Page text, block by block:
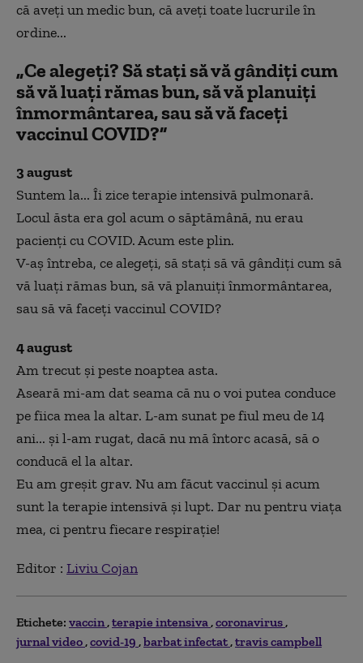
că aveți un medic bun, că aveți toate lucrurile în
ordine...
„Ce alegeți? Să stați să vă gândiți cum
să vă luați rămas bun, să vă planuiți
înmormântarea, sau să vă faceți
vaccinul COVID?”
3 august
Suntem la... Îi zice terapie intensivă pulmonară.
Locul ăsta era gol acum o săptămână, nu erau
pacienți cu COVID. Acum este plin.
V-aș întreba, ce alegeți, să stați să vă gândiți cum să
vă luați rămas bun, să vă planuiți înmormântarea,
sau să vă faceți vaccinul COVID?
4 august
Am trecut și peste noaptea asta.
Aseară mi-am dat seama că nu o voi putea conduce
pe fiica mea la altar. L-am sunat pe fiul meu de 14
ani... și l-am rugat, dacă nu mă întorc acasă, să o
conducă el la altar.
Eu am greșit grav. Nu am făcut vaccinul și acum
sunt la terapie intensivă și lupt. Dar nu pentru viața
mea, ci pentru fiecare respirație!
Editor : Liviu Cojan
Etichete: vaccin terapie intensiva coronavirus
jurnal video covid-19 barbat infectat travis campbell